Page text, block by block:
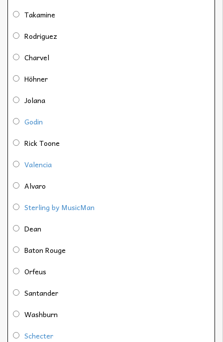
Takamine
Rodriguez
Charvel
Höhner
Jolana
Godin
Rick Toone
Valencia
Alvaro
Sterling by MusicMan
Dean
Baton Rouge
Orfeus
Santander
Washburn
Schecter